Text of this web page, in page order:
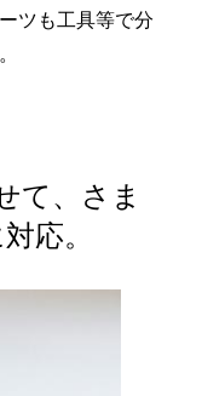
ツも工具等で分
て、さま
応。